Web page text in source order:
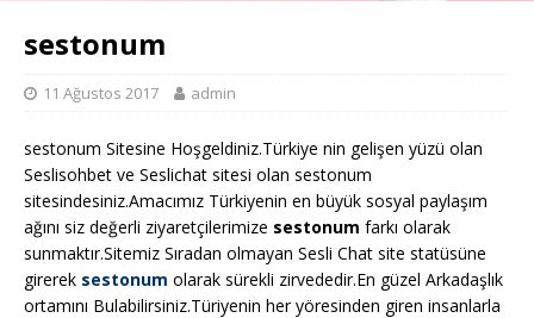
sestonum
11 Ağustos 2017 admin
sestonum Sitesine Hoşgeldiniz.Türkiye nin gelişen yüzü olan
Seslisohbet ve Seslichat sitesi olan sestonum
sitesindesiniz.Amacımız Türkiyenin en büyük sosyal paylaşım
ağını siz değerli ziyaretçilerimize sestonum farkı olarak
sunmaktır.Sitemiz Sıradan olmayan Sesli Chat site statüsüne
girerek sestonum olarak sürekli zirvededir.En güzel Arkadaşlık
ortamını Bulabilirsiniz.Türiyenin her yöresinden giren insanlarla